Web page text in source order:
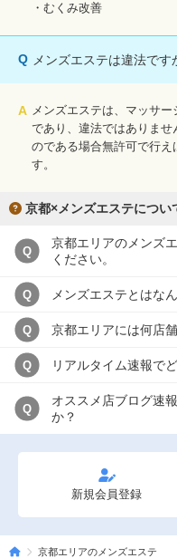
・むくみ改善
Q メンズエステは違法です
A メンズエステは、マッサ
であり、違法ではありま
のである場合無許可で行え
す。
京都×メンズエステについ
Q
京都エリアのメンズ
ください。
Q メンズエステとはな
Q 京都エリアには何店
Q リアルタイム速報で
Q
オススメ店ブログ速
か？
新規会員登録
京都エリアのメンズエステ